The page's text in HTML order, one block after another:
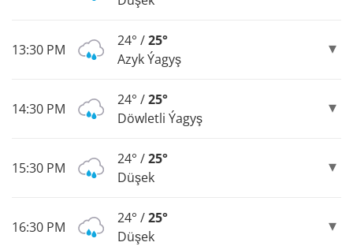
13:30 PM
24° /25°
Azyk Ýagyş
14:30 PM
24° /25°
Döwletli Ýagyş
15:30 PM
24° /25°
Düşek
16:30 PM
24° /25°
Düşek